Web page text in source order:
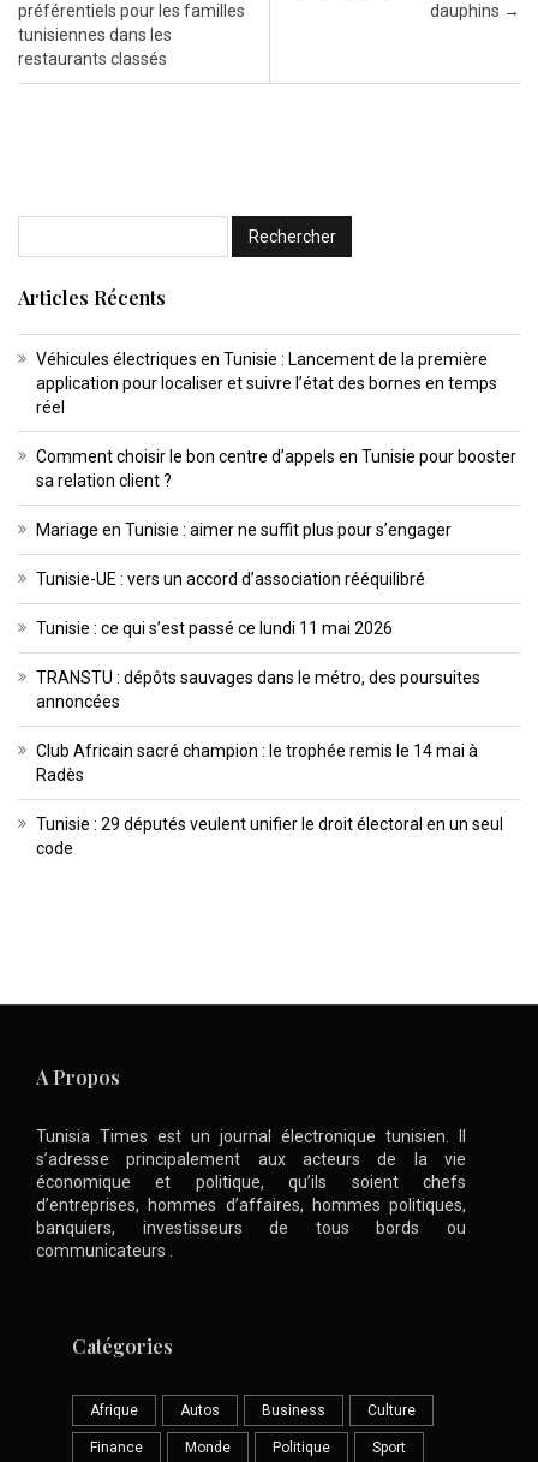
préférentiels pour les familles
tunisiennes dans les
restaurants classés
dauphins →
Articles Récents
Véhicules électriques en Tunisie : Lancement de la première
application pour localiser et suivre l’état des bornes en temps
réel
Comment choisir le bon centre d’appels en Tunisie pour booster
sa relation client ?
Mariage en Tunisie : aimer ne suffit plus pour s’engager
Tunisie-UE : vers un accord d’association rééquilibré
Tunisie : ce qui s’est passé ce lundi 11 mai 2026
TRANSTU : dépôts sauvages dans le métro, des poursuites
annoncées
Club Africain sacré champion : le trophée remis le 14 mai à
Radès
Tunisie : 29 députés veulent unifier le droit électoral en un seul
code
A Propos
Tunisia Times est un journal électronique tunisien. Il
s’adresse principalement aux acteurs de la vie
économique et politique, qu’ils soient chefs
d’entreprises, hommes d’affaires, hommes politiques,
banquiers, investisseurs de tous bords ou
communicateurs .
Catégories
Afrique Autos Business Culture
Finance Monde Politique Sport